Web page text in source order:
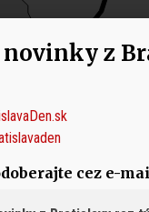
novinky z
cez e-